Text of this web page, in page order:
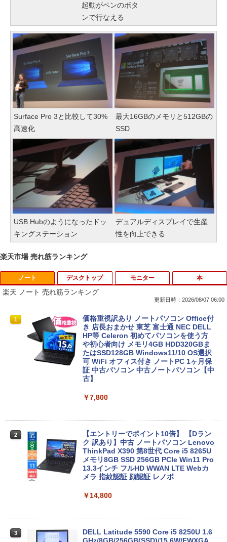
起動がペンのボタ
ンで行なえる
Surface Pro 3と比較して30%
高速化
最大16GBのメモリと512GBの
SSD
USB Hubのようになったドッ
キングステーション
デュアルディスプレイで生産
性を向上できる
楽天市場 売れ筋ランキング
ノート
楽天 ノート 売れ筋ランキング
更新日時：2026/08/07 06:00
1
価格重視訳あり ノートパソコン Office付
き 店長おまかせ 東芝 富士通 NEC DELL
HP等 Celeron 初めてパソコンを使う方
や初心者向け メモリ4GB HDD320GBま
たはSSD128GB Windows11/10 OS選択
可 WiFi オフィス付き ノートPC 1ヶ月保
証 中古パソコン 中古ノートパソコン【中
古】
￥7,800
2
【エントリーでポイント10倍】 【Dラン
ク 訳あり】中古 ノートパソコン Lenovo
ThinkPad X390 第8世代 Core i5 8265U
メモリ8GB SSD 256GB PCIe Win11 Pro
13.3インチ フルHD WWAN LTE Webカ
メラ 指紋認証 顔認証 レノボ
￥14,800
3
DELL Latitude 5590 Core i5 8250U 1.6
GHz/8GB/256GB(SSD)/15.6W/FWXGA
デスクトップ モニター 本